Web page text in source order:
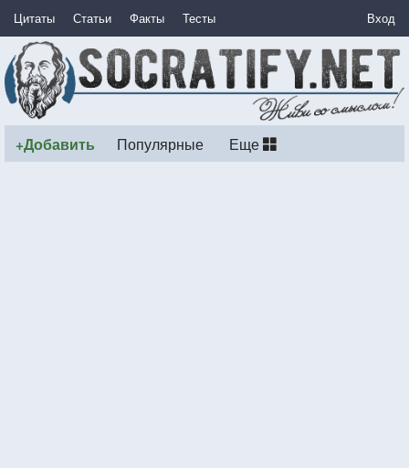
Цитаты Статьи Факты Тесты Вход
+Добавить Популярные Еще